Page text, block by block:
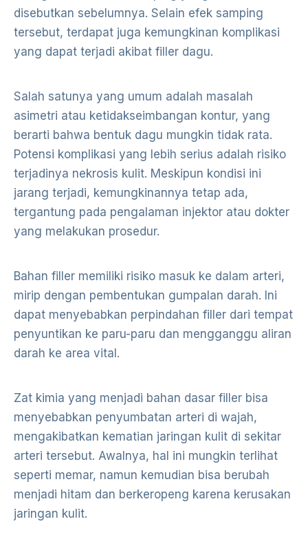
disebutkan sebelumnya. Selain efek samping
tersebut, terdapat juga kemungkinan komplikasi
yang dapat terjadi akibat filler dagu.
Salah satunya yang umum adalah masalah
asimetri atau ketidakseimbangan kontur, yang
berarti bahwa bentuk dagu mungkin tidak rata.
Potensi komplikasi yang lebih serius adalah risiko
terjadinya nekrosis kulit. Meskipun kondisi ini
jarang terjadi, kemungkinannya tetap ada,
tergantung pada pengalaman injektor atau dokter
yang melakukan prosedur.
Bahan filler memiliki risiko masuk ke dalam arteri,
mirip dengan pembentukan gumpalan darah. Ini
dapat menyebabkan perpindahan filler dari tempat
penyuntikan ke paru-paru dan mengganggu aliran
darah ke area vital.
Zat kimia yang menjadi bahan dasar filler bisa
menyebabkan penyumbatan arteri di wajah,
mengakibatkan kematian jaringan kulit di sekitar
arteri tersebut. Awalnya, hal ini mungkin terlihat
seperti memar, namun kemudian bisa berubah
menjadi hitam dan berkeropeng karena kerusakan
jaringan kulit.